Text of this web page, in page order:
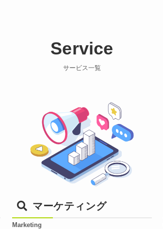
Service
サービス一覧
マーケティング
Marketing